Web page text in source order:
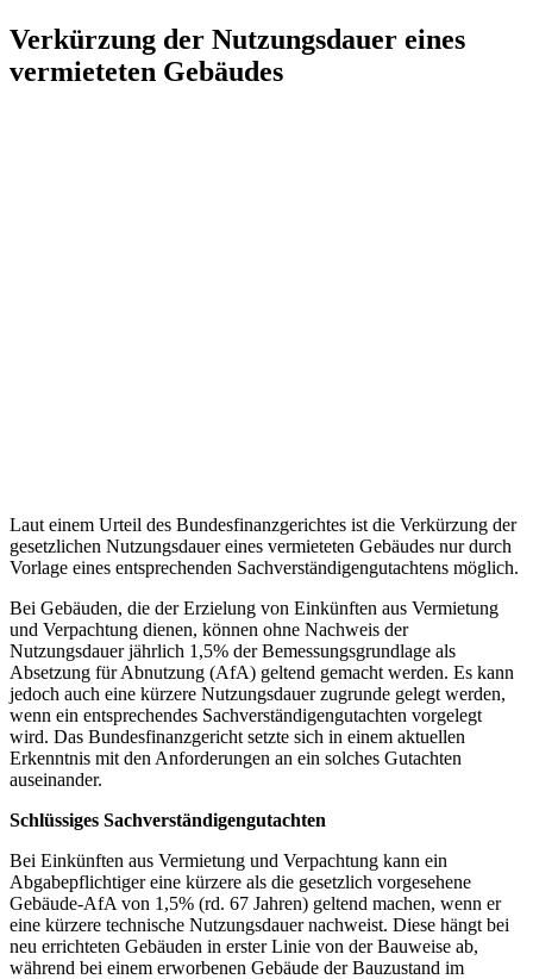
Zum
Inhalt
springen
Verkürzung der Nutzungsdauer eines
vermieteten Gebäudes
Laut einem Urteil des Bundesfinanzgerichtes ist die Verkürzung der
gesetzlichen Nutzungsdauer eines vermieteten Gebäudes nur durch
Vorlage eines entsprechenden Sachverständigengutachtens möglich.
Bei Gebäuden, die der Erzielung von Einkünften aus Vermietung
und Verpachtung dienen, können ohne Nachweis der
Nutzungsdauer jährlich 1,5% der Bemessungsgrundlage als
Absetzung für Abnutzung (AfA) geltend gemacht werden. Es kann
jedoch auch eine kürzere Nutzungsdauer zugrunde gelegt werden,
wenn ein entsprechendes Sachverständigengutachten vorgelegt
wird. Das Bundesfinanzgericht setzte sich in einem aktuellen
Erkenntnis mit den Anforderungen an ein solches Gutachten
auseinander.
Schlüssiges Sachverständigengutachten
Bei Einkünften aus Vermietung und Verpachtung kann ein
Abgabepflichtiger eine kürzere als die gesetzlich vorgesehene
Gebäude-AfA von 1,5% (rd. 67 Jahren) geltend machen, wenn er
eine kürzere technische Nutzungsdauer nachweist. Diese hängt bei
neu errichteten Gebäuden in erster Linie von der Bauweise ab,
während bei einem erworbenen Gebäude der Bauzustand im